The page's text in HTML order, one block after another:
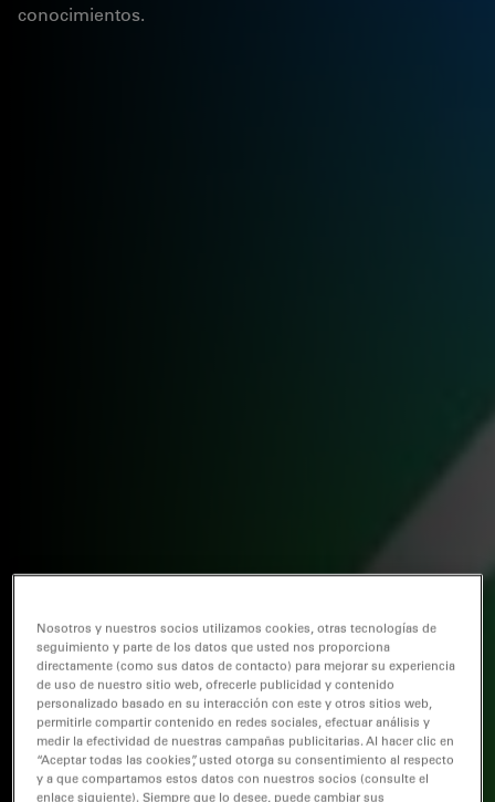
conocimientos.
Nosotros y nuestros socios utilizamos cookies, otras tecnologías de
seguimiento y parte de los datos que usted nos proporciona
directamente (como sus datos de contacto) para mejorar su experiencia
de uso de nuestro sitio web, ofrecerle publicidad y contenido
personalizado basado en su interacción con este y otros sitios web,
permitirle compartir contenido en redes sociales, efectuar análisis y
medir la efectividad de nuestras campañas publicitarias. Al hacer clic en
“Aceptar todas las cookies”, usted otorga su consentimiento al respecto
y a que compartamos estos datos con nuestros socios (consulte el
enlace siguiente). Siempre que lo desee, puede cambiar sus